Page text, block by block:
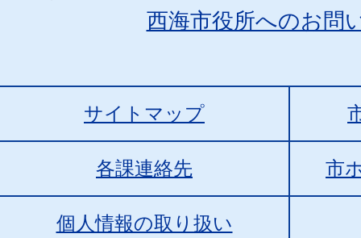
西海市役所へのお問
サイトマップ
各課連絡先 市
個人情報の取り扱い